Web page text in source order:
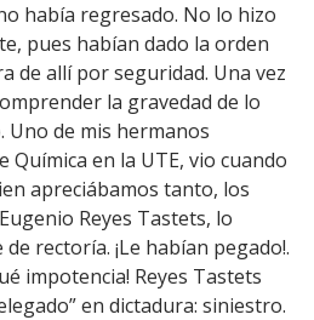
había regresado. No lo hizo
pues habían dado la orden
de allí por seguridad. Una vez
la gravedad de lo
Uno de mis hermanos
Química en la UTE, vio cuando
apreciábamos tanto, los
Reyes Tastets, lo
rectoría. ¡Le habían pegado!.
impotencia! Reyes Tastets
en dictadura: siniestro.